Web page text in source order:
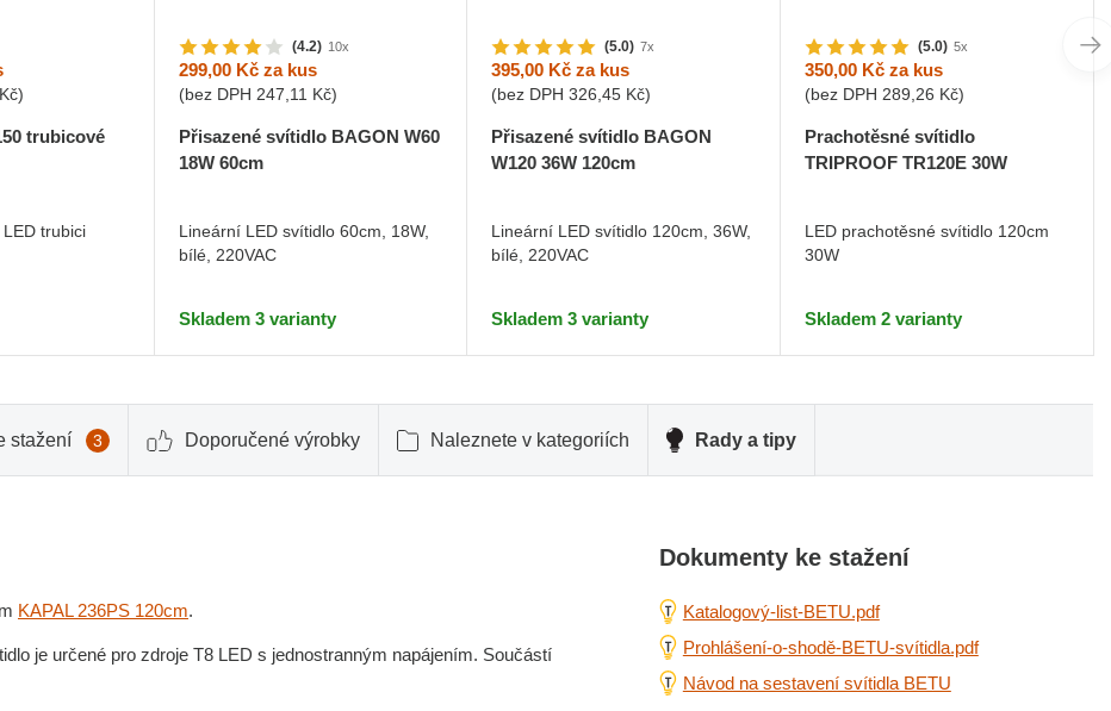
)
trubicové
trubici
(4.2) 10x
299,00 Kčza kus
(bez DPH 247,11 Kč)
Přisazené svítidlo BAGON W60
18W 60cm
Lineární LED svítidlo 60cm, 18W,
bílé, 220VAC
Skladem 3 varianty
(5.0) 7x
395,00 Kč za kus
(bez DPH326,45 Kč)
Přisazené svítidlo BAGON
W120 36W 120cm
Lineární LED svítidlo 120cm, 36W,
bílé, 220VAC
Skladem 3 varianty
(5.0) 5x
350,00 Kč za kus
(bez DPH 289,26 Kč)
Prachotěsné svítidlo
TRIPROOF TR120E 30W
LED prachotěsné svítidlo 120cm
30W
Skladem 2 varianty
stažení 3 Doporučené výrobky Naleznete v kategoriích Rady a tipy
KAPAL 236PS 120cm.
je určené pro zdroje T8 LED s jednostranným napájením. Součástí
Dokumenty ke stažení
Katalogový-list-BETU.pdf
Prohlášení-o-shodě-BETU-svítidla.pdf
Návod na sestavení svítidla BETU